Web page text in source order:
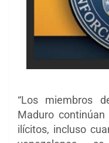
“Los miembros
Maduro
ilícitos, incluso